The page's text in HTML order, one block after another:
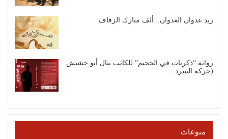
زيد عدوان العدوان.. ألف مبارك الزفاف
رواية “ذكريات في الجحيم” للكاتب ينال أبو حشيش
(حركة السرد…
منوعات